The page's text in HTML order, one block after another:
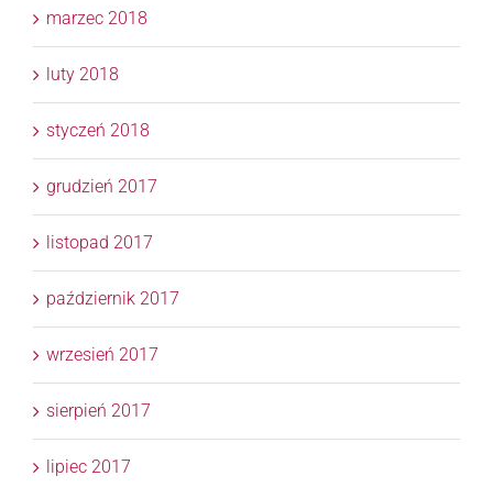
marzec 2018
luty 2018
styczeń 2018
grudzień 2017
listopad 2017
październik 2017
wrzesień 2017
sierpień 2017
lipiec 2017